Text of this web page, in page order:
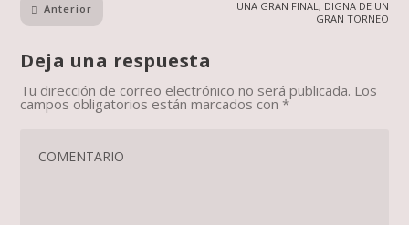
Anterior
UNA GRAN FINAL, DIGNA DE UN
GRAN TORNEO
Deja una respuesta
Tu dirección de correo electrónico no será publicada. Los
campos obligatorios están marcados con*